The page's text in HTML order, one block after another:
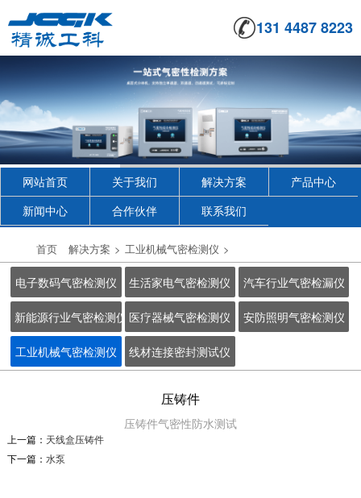
131 4487 8223
网站首页 关于我们 解决方案
产品中心
新闻中心
合作伙伴 联系我们
首页 解决方案 > 工业机械气密检测仪 >
电子数码气密检测仪 生活家电气密检测仪 汽车行业气密检漏仪
新能源行业气密检测仪 医疗器械气密检测仪 安防照明气密检测仪
工业机械气密检测仪 线材连接密封测试仪
压铸件
压铸件气密性防水测试
上一篇： 天线盒压铸件
下一篇： 水泵